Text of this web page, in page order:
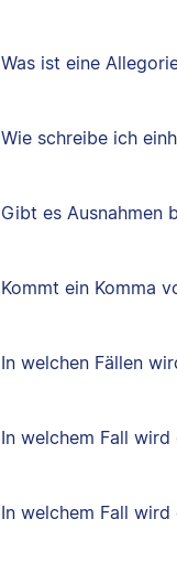
Was ist eine
Wie schreibe ich
Gibt es Ausnahmen
Kommt ein Komma
In welchen Fällen
In welchem Fall wird
In welchem Fall wird